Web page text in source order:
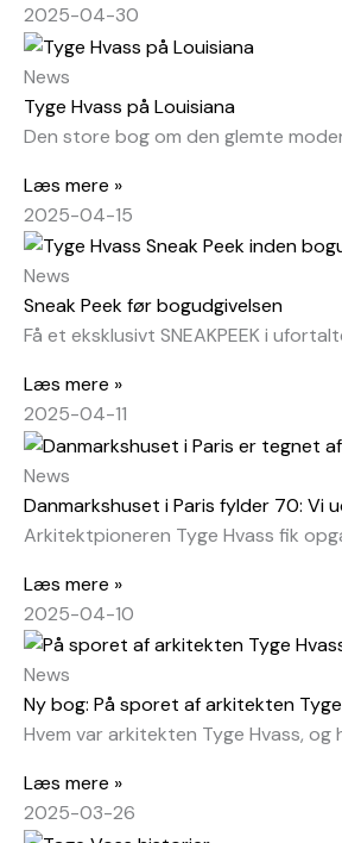
2025-04-30
News
Tyge Hvass på Louisiana
Den store bog om den glemte
Læs mere »
2025-04-15
News
Sneak Peek før bogudgivelsen
Få et eksklusivt SNEAKPEEK i
Læs mere »
2025-04-11
News
Danmarkshuset i Paris fylder 70: Vi
Arkitektpioneren Tyge Hvass fik
Læs mere »
2025-04-10
News
Ny bog: På sporet af arkitekten
Hvem var arkitekten Tyge Hvass,
Læs mere »
2025-03-26